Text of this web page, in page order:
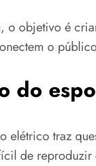
o objetivo é
o
do
traz
de